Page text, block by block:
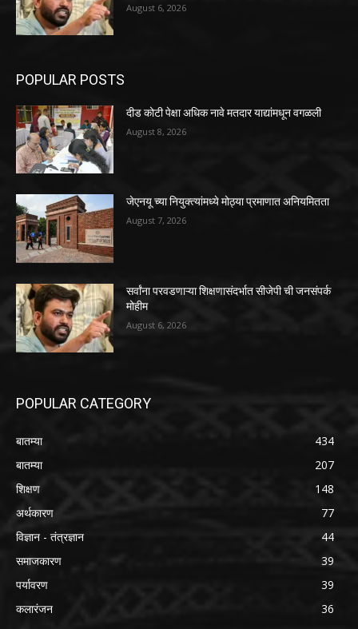
August 6, 2026
POPULAR POSTS
दीड कोटी पेक्षा अधिक नावे मतदार याद्यांमधून वगळली
August 8, 2026
जेएनयू च्या नियुक्त्यांमध्ये मोठ्या प्रमाणात अनियमितता
August 7, 2026
सर्वांना परवडणाऱ्या शिक्षणासंदर्भात सीजेपी ची जनसंपर्क
मोहीम
August 6, 2026
POPULAR CATEGORY
बातम्या
434
बातम्या
207
शिक्षण
148
अर्थकारण
77
विज्ञान - तंत्रज्ञान
44
समाजकारण
39
पर्यावरण
39
कलारंजन
36